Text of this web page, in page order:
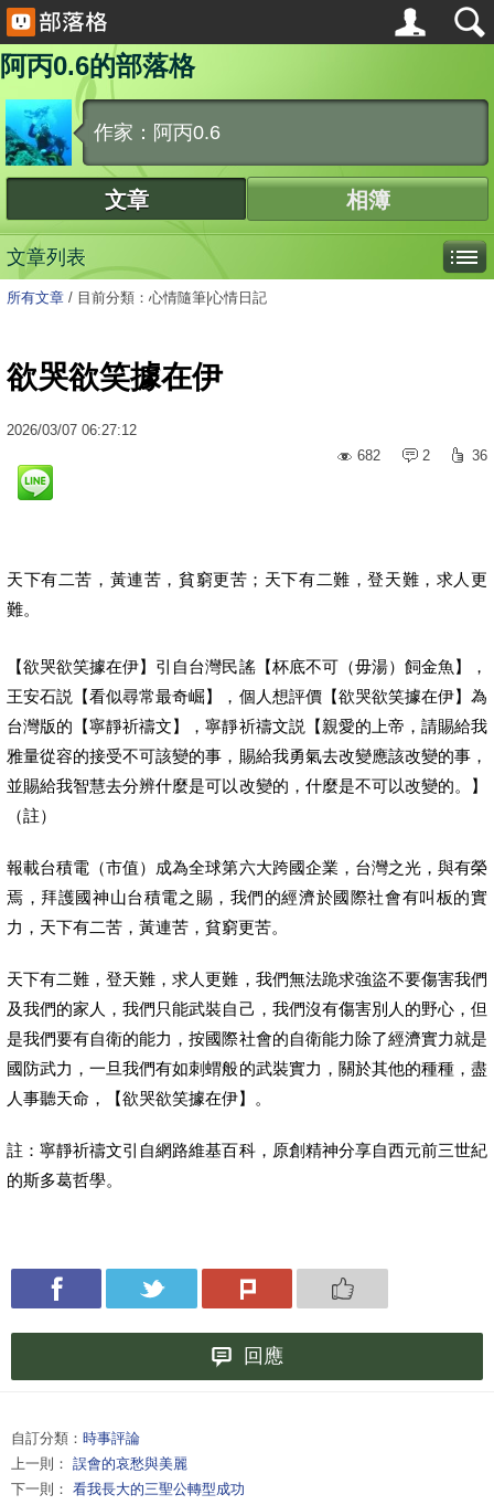
阿丙0.6的部落格
作家：阿丙0.6
文章 相簿
文章列表
所有文章 / 目前分類：心情隨筆|心情日記
欲哭欲笑據在伊
2026/03/07 06:27:12
682
2 36
天下有二苦，黃連苦，貧窮更苦；天下有二難，登天難，求人更
難。
【欲哭欲笑據在伊】引自台灣民謠【杯底不可（毋湯）飼金魚】，
王安石説【看似尋常最奇崛】，個人想評價【欲哭欲笑據在伊】為
台灣版的【寧靜祈禱文】，寧靜祈禱文説【親愛的上帝，請賜給我
雅量從容的接受不可該變的事，賜給我勇氣去改變應該改變的事，
並賜給我智慧去分辨什麼是可以改變的，什麼是不可以改變的。】
（註）
報載台積電（市值）成為全球第六大跨國企業，台灣之光，與有榮
焉，拜護國神山台積電之賜，我們的經濟於國際社會有叫板的實
力，天下有二苦，黃連苦，貧窮更苦。
天下有二難，登天難，求人更難，我們無法跪求強盜不要傷害我們
及我們的家人，我們只能武裝自己，我們沒有傷害別人的野心，但
是我們要有自衛的能力，按國際社會的自衛能力除了經濟實力就是
國防武力，一旦我們有如刺蝟般的武裝實力，關於其他的種種，盡
人事聽天命，【欲哭欲笑據在伊】。
註：寧靜祈禱文引自網路維基百科，原創精神分享自西元前三世紀
的斯多葛哲學。
回應
自訂分類： 時事評論
上一則： 誤會的哀愁與美麗
下一則： 看我長大的三聖公轉型成功